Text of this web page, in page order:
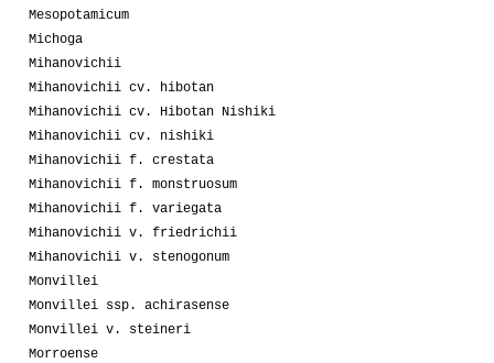
Mesopotamicum
Michoga
Mihanovichii
Mihanovichii cv. hibotan
Mihanovichii cv. Hibotan Nishiki
Mihanovichii cv. nishiki
Mihanovichii f. crestata
Mihanovichii f. monstruosum
Mihanovichii f. variegata
Mihanovichii v. friedrichii
Mihanovichii v. stenogonum
Monvillei
Monvillei ssp. achirasense
Monvillei v. steineri
Morroense